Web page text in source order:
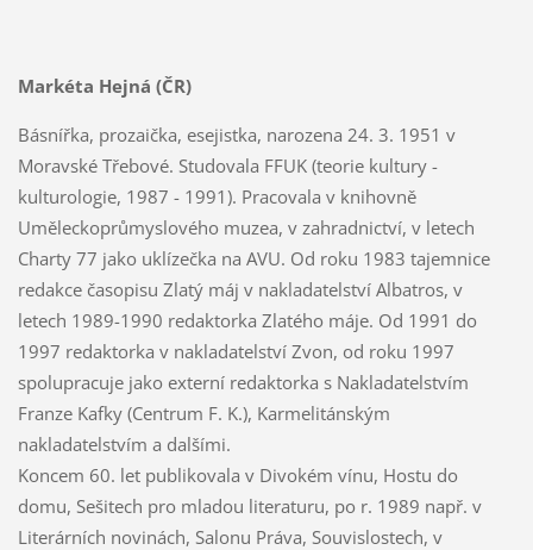
Markéta Hejná (ČR)
Básnířka, prozaička, esejistka, narozena 24. 3. 1951 v
Moravské Třebové. Studovala FFUK (teorie kultury -
kulturologie, 1987 - 1991). Pracovala v knihovně
Uměleckoprůmyslového muzea, v zahradnictví, v letech
Charty 77 jako uklízečka na AVU. Od roku 1983 tajemnice
redakce časopisu Zlatý máj v nakladatelství Albatros, v
letech 1989-1990 redaktorka Zlatého máje. Od 1991 do
1997 redaktorka v nakladatelství Zvon, od roku 1997
spolupracuje jako externí redaktorka s Nakladatelstvím
Franze Kafky (Centrum F. K.), Karmelitánským
nakladatelstvím a dalšími.
Koncem 60. let publikovala v Divokém vínu, Hostu do
domu, Sešitech pro mladou literaturu, po r. 1989 např. v
Literárních novinách, Salonu Práva, Souvislostech, v